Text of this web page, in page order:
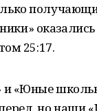
25:17.
«Юные